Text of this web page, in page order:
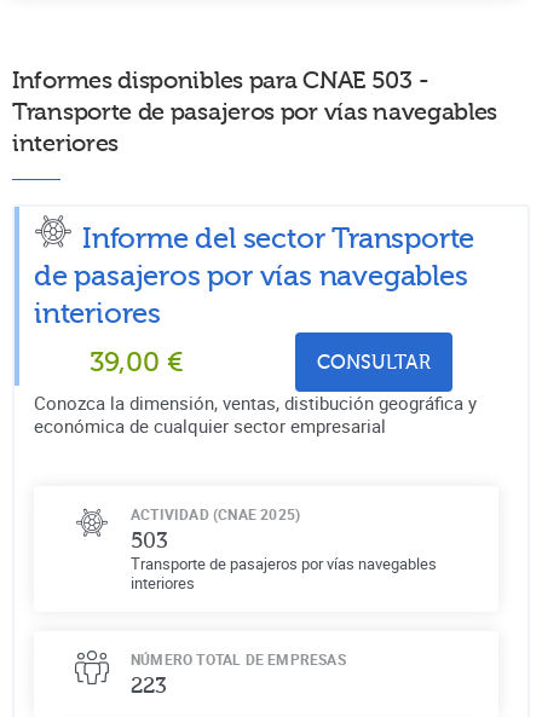
Informes disponibles para CNAE 503 -
Transporte de pasajeros por vías navegables
interiores
Informe del sector Transporte
de pasajeros por vías navegables
interiores
39,00 € CONSULTAR
Conozca la dimensión, ventas, distibución geográfica y
económica de cualquier sector empresarial
ACTIVIDAD (CNAE 2025)
503
Transporte de pasajeros por vías navegables
interiores
NÚMERO TOTAL DE EMPRESAS
223